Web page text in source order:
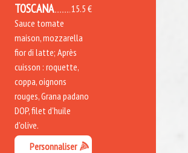
15.5 €
TOSCANA
Sauce tomate
maison, mozzarella
fior di latte; Après
cuisson : roquette,
coppa, oignons
rouges, Grana padano
DOP, filet d'huile
d'olive.
Personnaliser